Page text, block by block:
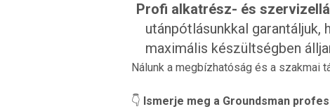
Profi alkatrész- és
utánpótlásunkkal
maximális készültségben
Nálunk a megbízhatóság és a szakmai
👇 Ismerje meg a Groundsman